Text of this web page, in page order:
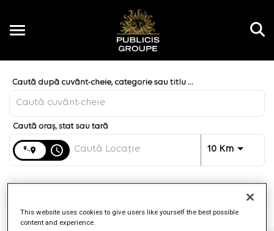
Toggle
RO
access_time 10 Km
This website uses cookies to give users like yourself the best possible
content and experience.